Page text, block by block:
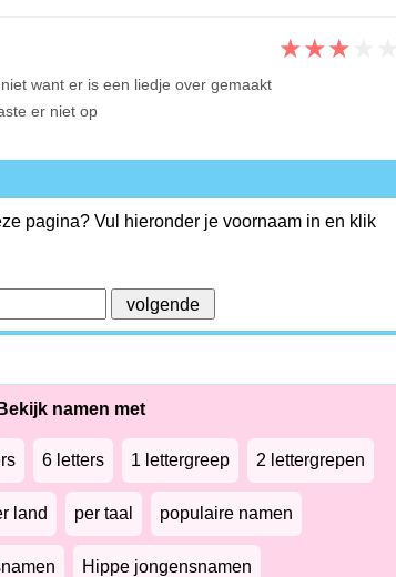
★★★
want er is een liedje over gemaakt
er niet op
pagina? Vul hieronder je voornaam in en klik
Bekijk namen met
6 letters 1 lettergreep 2 lettergrepen
land per taal populaire namen
Hippe jongensnamen